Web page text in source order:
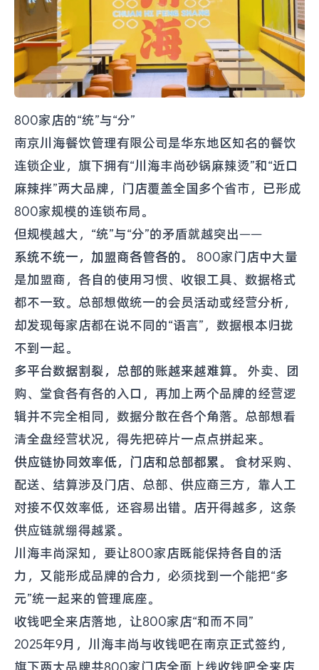
800家店的“统”与“分”
南京川海餐饮管理有限公司是华东地区知名的餐饮
连锁企业，旗下拥有“川海丰尚砂锅麻辣烫”和“近口
麻辣拌”两大品牌，门店覆盖全国多个省市，已形成
800家规模的连锁布局。
但规模越大，“统”与“分”的矛盾就越突出——
系统不统一，加盟商各管各的。
800家门店中大量
是加盟商，各自的使用习惯、收银工具、数据格式
都不一致。总部想做统一的会员活动或经营分析，
却发现每家店都在说不同的“语言”，数据根本归拢
不到一起。
多平台数据割裂，总部的账越来越难算。
外卖、团
购、堂食各有各的入口，再加上两个品牌的经营逻
辑并不完全相同，数据分散在各个角落。总部想看
清全盘经营状况，得先把碎片一点点拼起来。
供应链协同效率低，门店和总部都累。
食材采购、
配送、结算涉及门店、总部、供应商三方，靠人工
对接不仅效率低，还容易出错。店开得越多，这条
供应链就绷得越紧。
川海丰尚深知，要让800家店既能保持各自的活
力，又能形成品牌的合力，必须找到一个能把“多
元”统一起来的管理底座。
收钱吧全来店落地，让800家店“和而不同”
2025年9月，川海丰尚与收钱吧在南京正式签约，